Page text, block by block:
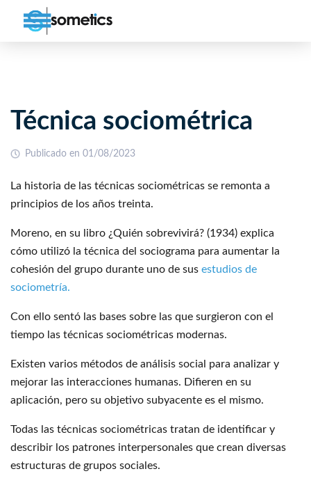
Técnica sociométrica
Publicado en 01/08/2023
La historia de las técnicas sociométricas se remonta a
principios de los años treinta.
Moreno, en su libro ¿Quién sobrevivirá? (1934) explica
cómo utilizó la técnica del sociograma para aumentar la
cohesión del grupo durante uno de sus estudios de
sociometría.
Con ello sentó las bases sobre las que surgieron con el
tiempo las técnicas sociométricas modernas.
Existen varios métodos de análisis social para analizar y
mejorar las interacciones humanas. Difieren en su
aplicación, pero su objetivo subyacente es el mismo.
Todas las técnicas sociométricas tratan de identificar y
describir los patrones interpersonales que crean diversas
estructuras de grupos sociales.